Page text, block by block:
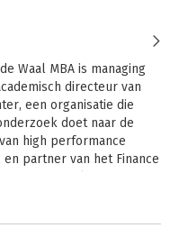
Waal MBA is managing
directeur van
een organisatie die
doet naar de
high performance
en partner van het Finance